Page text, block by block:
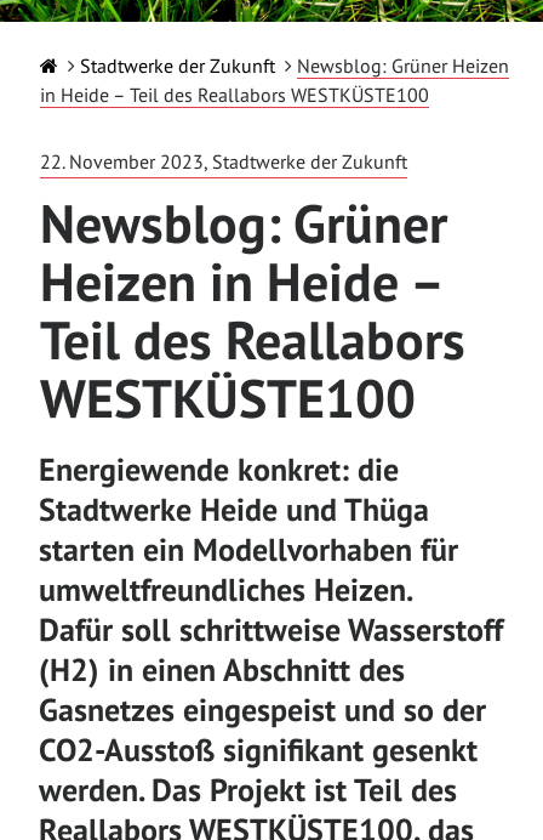
Stadtwerke der Zukunft
Newsblog: Grüner Heizen
in Heide – Teil des Reallabors WESTKÜSTE100
22. November 2023, Stadtwerke der Zukunft
Newsblog: Grüner
Heizen in Heide –
Teil des Reallabors
WESTKÜSTE100
Energiewende konkret: die
Stadtwerke Heide und Thüga
starten ein Modellvorhaben für
umweltfreundliches Heizen.
Dafür soll schrittweise Wasserstoff
(H2) in einen Abschnitt des
Gasnetzes eingespeist und so der
CO2-Ausstoß signifikant gesenkt
werden. Das Projekt ist Teil des
ReallaborsWESTKÜSTE100, das